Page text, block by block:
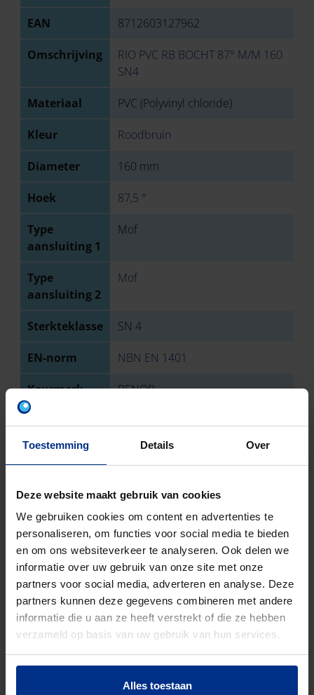
Toestemming Details Over
Deze website maakt gebruik van cookies
We gebruiken cookies om content en advertenties te
personaliseren, om functies voor social media te bieden
en om ons websiteverkeer te analyseren. Ook delen we
informatie over uw gebruik van onze site met onze
partners voor social media, adverteren en analyse. Deze
partners kunnen deze gegevens combineren met andere
informatie die u aan ze heeft verstrekt of die ze hebben
verzameld op basis van uw gebruik van hun services.
Alles toestaan
EAN 8712603127962
Omschrijving
RIO PVC RB BOCHT 87° M/M 160
SN4
Materiaal PVC (Polyvinyl chloride)
Kleur Roodbruin
Diameter 160 mm
Hoek 87,5 °
Type
aansluiting 1
Mof
Type
aansluiting 2
Mof
Sterkteklasse SN 4
EN-norm NBN EN 1401
Keurmerk BENOR
Bruto
gewicht
1128
Discount
code
O03
DOWNLOADS
CONTACTEER ONS